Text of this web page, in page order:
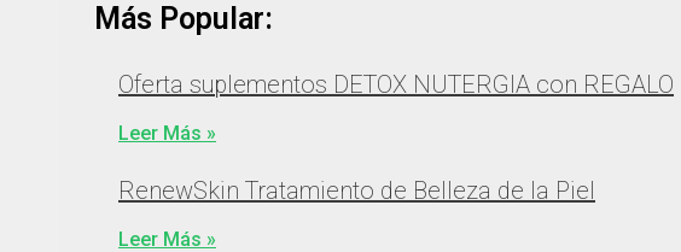
Más Popular:
Oferta suplementos DETOX NUTERGIA con REGALO
Leer Más »
RenewSkin Tratamiento de Belleza de la Piel
Leer Más »